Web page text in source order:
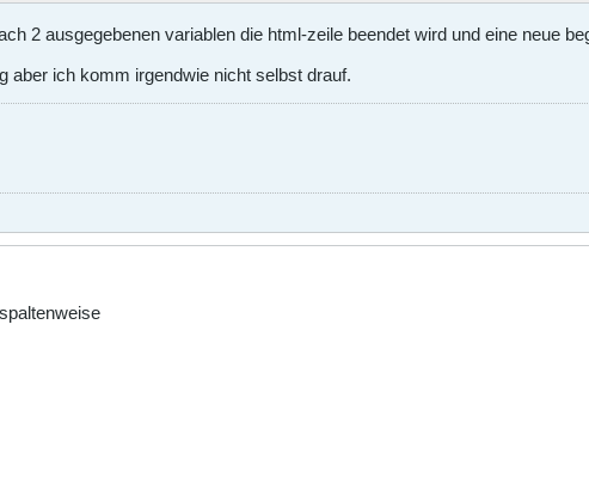
2 ausgegebenen variablen die html-zeile beendet wird und eine neue
aber ich komm irgendwie nicht selbst drauf.